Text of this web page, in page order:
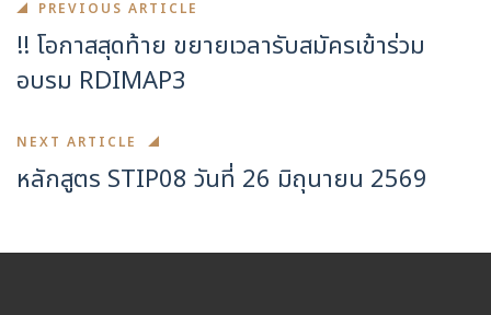
PREVIOUS ARTICLE
!! โอกาสสุดท้าย ขยายเวลารับสมัครเข้าร่วม
อบรม RDIMAP3
NEXT ARTICLE
หลักสูตร STIP08 วันที่ 26 มิถุนายน 2569